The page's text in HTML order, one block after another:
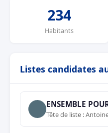
234
Habitants
Listes candidates
ENSEMBLE
Tête de liste :